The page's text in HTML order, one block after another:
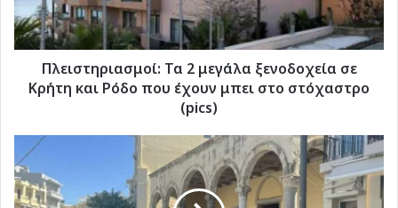
Κρήτη
και
Ρόδο
έχουν
στόχαστρο
(pics)
Πλειστηριασμοί: Τα 2 μεγάλα ξενοδοχεία σε
Κρήτη και Ρόδο που έχουν μπει στο στόχαστρο
(pics)
Τουρισμός:
Ποιοι
επισκέπτες
ξοδεύουν